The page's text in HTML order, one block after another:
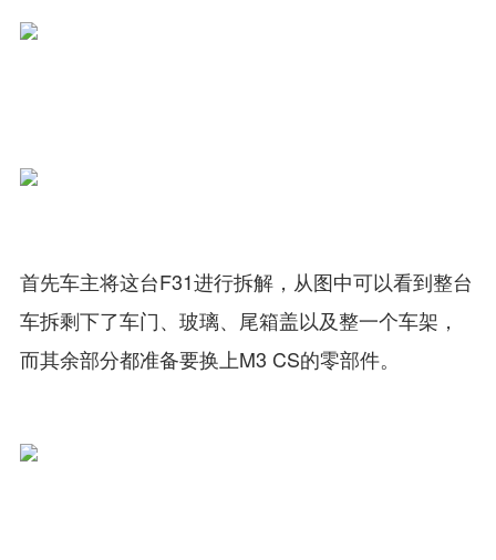
首先车主将这台F31进行拆解，从图中可以看到整台
车拆剩下了车门、玻璃、尾箱盖以及整一个车架，
而其余部分都准备要换上M3 CS的零部件。